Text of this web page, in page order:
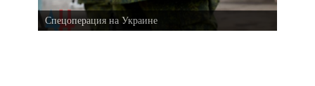
Спецоперация на Украине